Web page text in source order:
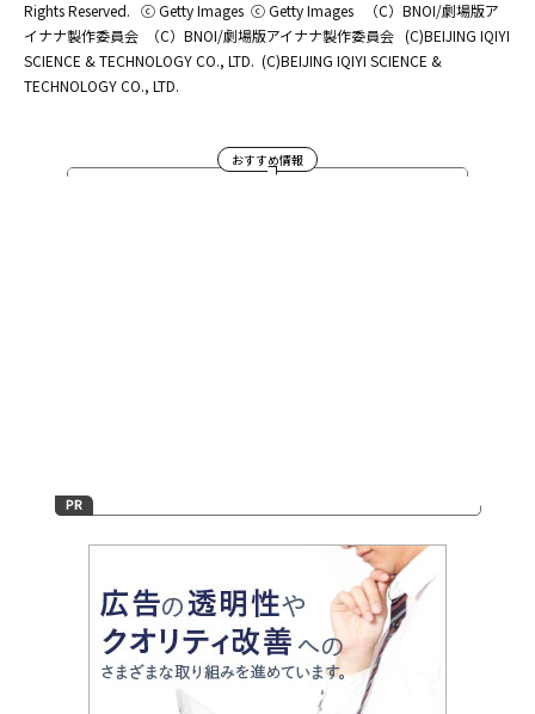
Rights Reserved. ⓒ Getty Images ⓒ Getty Images
（C）BNOI/劇場版ア
イナナ製作委員会
（C）BNOI/劇場版アイナナ製作委員会 (C)BEIJING IQIYI
SCIENCE & TECHNOLOGY CO., LTD. (C)BEIJING IQIYI SCIENCE &
TECHNOLOGY CO., LTD.
おすすめ情報